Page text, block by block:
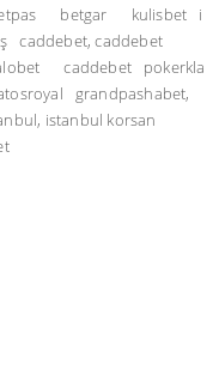
betgar kulisbet
i
caddebet, caddebet
caddebet
pokerkla
grandpashabet,
istanbul korsan